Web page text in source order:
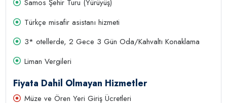
Samos Şehir Turu (Yürüyüş)
Türkçe misafir asistanı hizmeti
3* otellerde, 2 Gece 3 Gün Oda/Kahvaltı Konaklama
Liman Vergileri
Fiyata Dahil Olmayan Hizmetler
Müze ve Ören Yeri Giriş Ücretleri